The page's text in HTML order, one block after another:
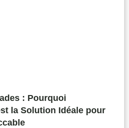
: Pourquoi
la Solution Idéale pour